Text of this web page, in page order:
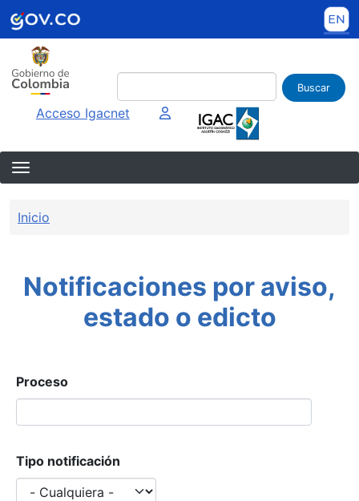
Pasar al contenido principal
Buscar
Acceso Igacnet Imagen interna
Sobrescribir enlaces de ayuda a la
Inicio
Notificaciones por aviso,
estado o edicto
Proceso
Tipo notificación